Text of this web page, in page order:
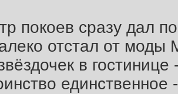
покоев сразу дал
отстал от моды
в гостинице